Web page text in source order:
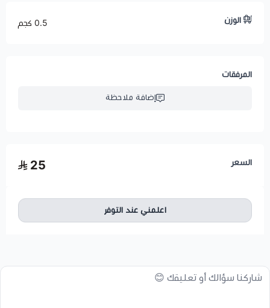
الوزن 0.5 كجم
المرفقات
إضافة ملاحظة
السعر 25
اعلمني عند التوفر